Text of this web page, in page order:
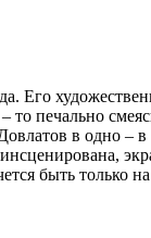
Его
печально
в одно –
быть только